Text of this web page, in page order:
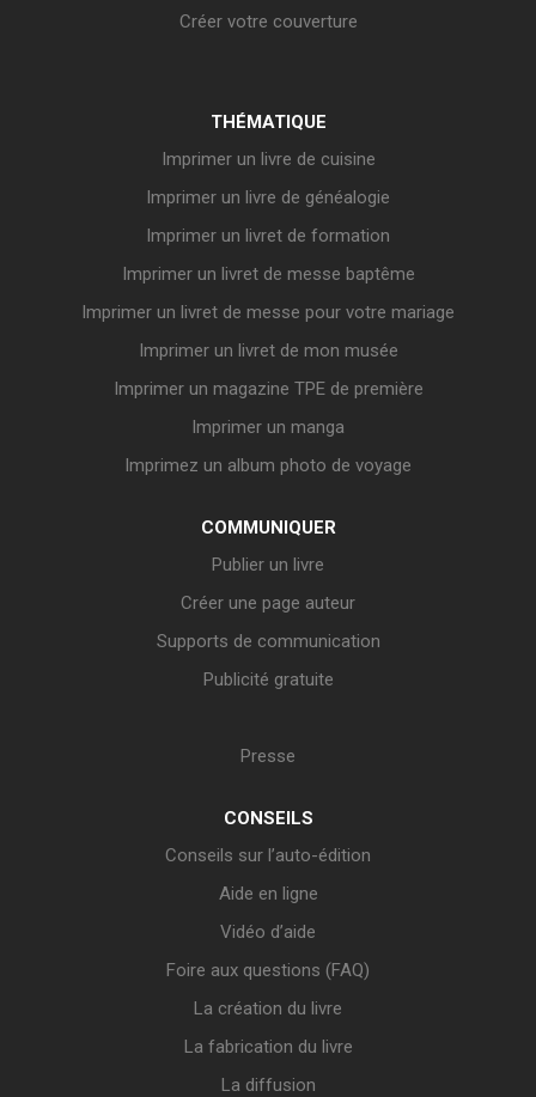
Créer votre couverture
THÉMATIQUE
Imprimer un livre de cuisine
Imprimer un livre de généalogie
Imprimer un livret de formation
Imprimer un livret de messe baptême
Imprimer un livret de messe pour votre mariage
Imprimer un livret de mon musée
Imprimer un magazine TPE de première
Imprimer un manga
Imprimez un album photo de voyage
COMMUNIQUER
Publier un livre
Créer une page auteur
Supports de communication
Publicité gratuite
Presse
CONSEILS
Conseils sur l’auto-édition
Aide en ligne
Vidéo d’aide
Foire aux questions (FAQ)
La création du livre
La fabrication du livre
La diffusion